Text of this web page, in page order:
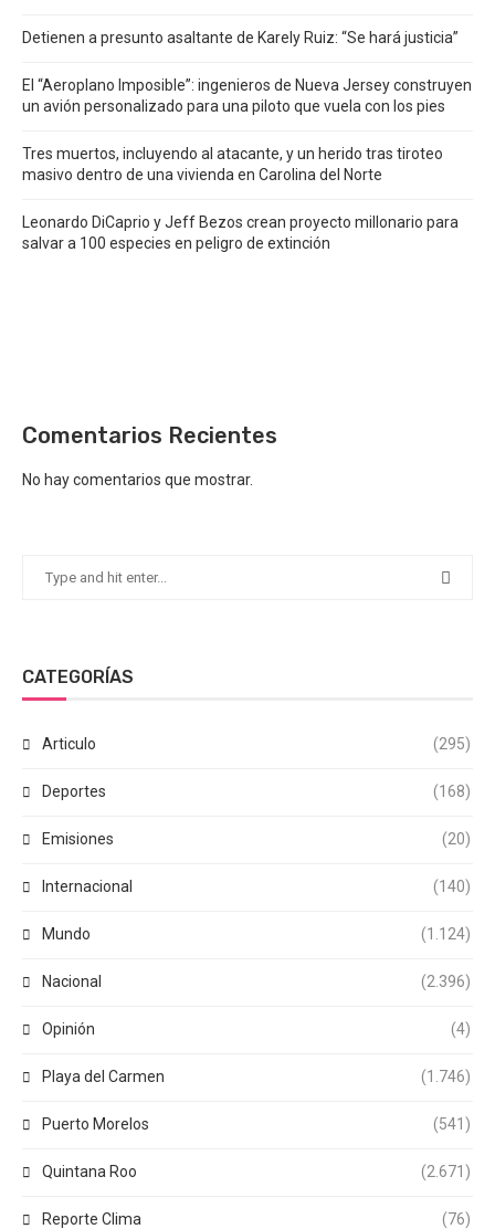
Detienen a presunto asaltante de Karely Ruiz: “Se hará justicia”
El “Aeroplano Imposible”: ingenieros de Nueva Jersey construyen
un avión personalizado para una piloto que vuela con los pies
Tres muertos, incluyendo al atacante, y un herido tras tiroteo
masivo dentro de una vivienda en Carolina del Norte
Leonardo DiCaprio y Jeff Bezos crean proyecto millonario para
salvar a 100 especies en peligro de extinción
Comentarios Recientes
No hay comentarios que mostrar.
CATEGORÍAS
Articulo (295)
Deportes (168)
Emisiones (20)
Internacional (140)
Mundo (1.124)
Nacional (2.396)
Opinión (4)
Playa del Carmen (1.746)
Puerto Morelos (541)
Quintana Roo (2.671)
Reporte Clima (76)